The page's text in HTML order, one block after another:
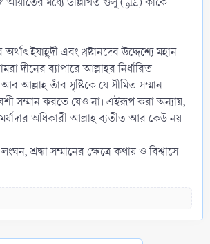
ইয়াহূদী এবং খ্রষ্টানদের উদ্দেশ্যে মহান
দীনের ব্যাপারে আল্লাহর নির্ধারিত
আল্লাহ তাঁর সৃষ্টিকে যে সীমিত সম্মান
সম্মান করতে যেও না। এইরূপ করা অন্যায়;
অধিকারী আল্লাহ ব্যতীত আর কেউ নয়।
শ্রদ্ধা সম্মানের ক্ষেত্রে কথায় ও বিশ্বাসে